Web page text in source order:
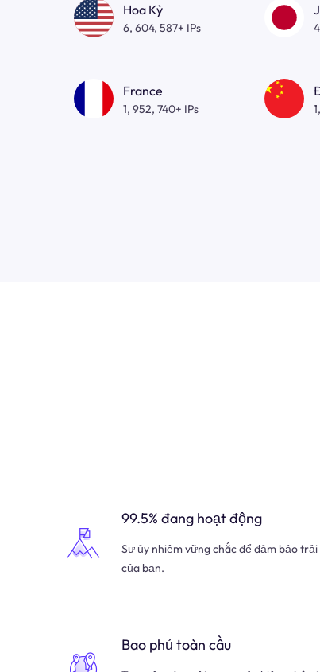
Hoa Kỳ
6, 604, 587+ IPs
France
1, 952, 740+ IPs
99.5% đang hoạt động
Sự ủy nhiệm vững chắc để đảm bảo
của bạn.
Bao phủ toàn cầu